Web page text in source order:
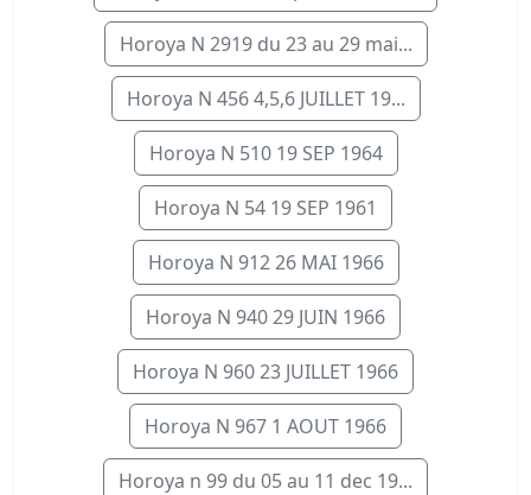
Horoya N 2919 du 23 au 29 mai...
Horoya N 456 4,5,6 JUILLET 19...
Horoya N 510 19 SEP 1964
Horoya N 54 19 SEP 1961
Horoya N 912 26 MAI 1966
Horoya N 940 29 JUIN 1966
Horoya N 960 23 JUILLET 1966
Horoya N 967 1 AOUT 1966
Horoya n 99 du 05 au 11 dec 19...